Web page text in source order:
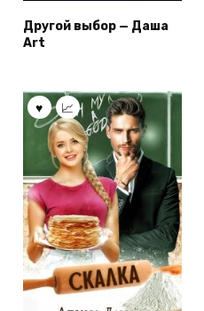
Другой выбор — Даша
Art